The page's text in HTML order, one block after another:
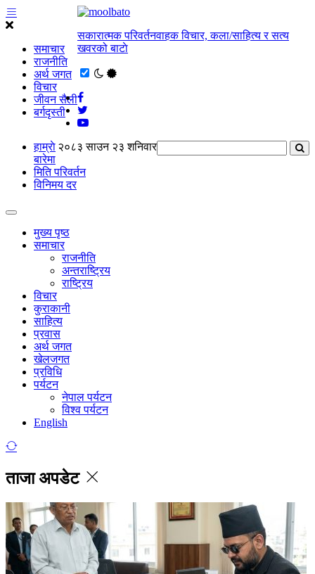
समाचार
राजनीति
अर्थ जगत
विचार
जीवन सैली
बर्गदृस्ती
सकारात्मक परिवर्तनवाहक विचार, कला/साहित्य र सत्य
खवरको बाटाे
२०८३ साउन २३ शनिवार
हाम्राे
बारेमा
मिति परिवर्तन
विनिमय दर
मुख्य पृष्ठ
समाचार
राजनीति
अन्तराष्ट्रिय
राष्ट्रिय
विचार
कुराकानी
साहित्य
प्रवास
अर्थ जगत
खेलजगत
प्रविधि
पर्यटन
नेपाल पर्यटन
विश्व पर्यटन
English
ताजा अपडेट